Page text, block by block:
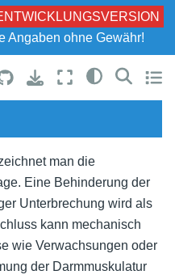
ohne Gewähr!
man die
Eine Behinderung der
Unterbrechung wird als
kann mechanisch
wie Verwachsungen oder
der Darmmuskulatur